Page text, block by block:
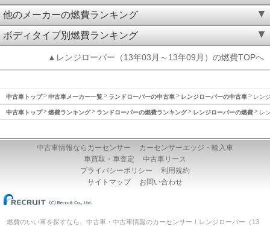
他のメーカーの燃費ランキング
ボディタイプ別燃費ランキング
▲レンジローバー（13年03月～13年09月）の燃費TOPへ
中古車トップ 中古車メーカー一覧 ランドローバーの中古車 レンジローバーの中古車 レン
中古車トップ 燃費ランキング ランドローバーの燃費ランキング レンジローバーの燃費 レ
中古車情報ならカーセンサー
カーセンサーエッジ・輸入車
車買取・車査定
中古車リース
プライバシーポリシー
利用規約
サイトマップ
お問い合わせ
燃費のいい車を探すなら、中古車・中古車情報のカーセンサー！レンジローバー（13